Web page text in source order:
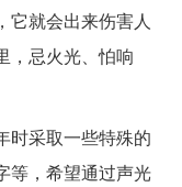
它就会出来伤害人
，忌火光、怕响
时采取一些特殊的
等，希望通过声光